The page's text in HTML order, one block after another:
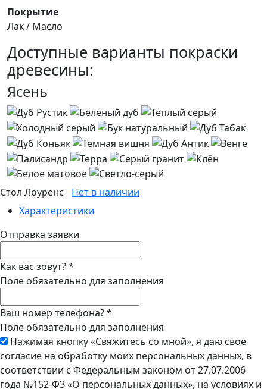
Покрытие
Лак / Масло
Доступные варианты покраски
древесины:
Ясень
Стол Лоуренс
Нет в наличии
Характеристики
Отправка заявки
Как вас зовут?*
Поле обязательно для заполнения
Ваш номер телефона?*
Поле обязательно для заполнения
Нажимая кнопку «Свяжитесь со мной», я даю свое
согласие на обработку моих персональных данных, в
соответствии с Федеральным законом от 27.07.2006
года №152-ФЗ «О персональных данных», на условиях и